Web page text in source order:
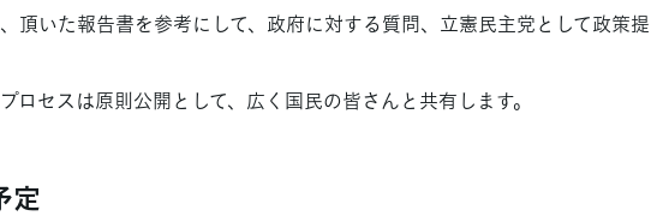
頂いた報告書を参考にして、政府に対する質問、立憲民主党として政策提
ロセスは原則公開として、広く国民の皆さんと共有します。
定